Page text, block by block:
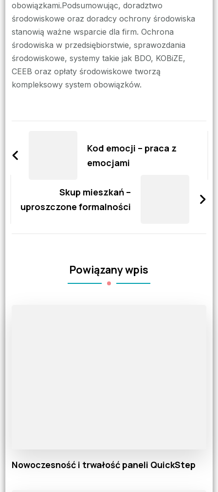
obowiązkami.Podsumowując, doradztwo
środowiskowe oraz doradcy ochrony środowiska
stanowią ważne wsparcie dla firm. Ochrona
środowiska w przedsiębiorstwie, sprawozdania
środowiskowe, systemy takie jak BDO, KOBiZE,
CEEB oraz opłaty środowiskowe tworzą
kompleksowy system obowiązków.
wpisy
Kod emocji – praca z
emocjami
Skup mieszkań –
uproszczone formalności
Powiązany wpis
Nowoczesność i trwałość paneli QuickStep